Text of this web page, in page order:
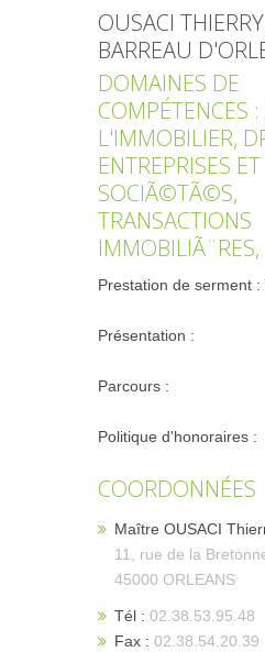
OUSACI
BARREAU
DOMAINES DE
COMPÉTENCES
L'IMMOBILIER,
ENTREPRISES ET
SOCIÃ©TÃ©S,
TRANSACTIONS
IMMOBILIÃ¨RES,
Prestation de serment :
Présentation :
Parcours :
Politique d'honoraires :
COORDONNÉES
Maître OUSACI
11, rue de la
45000 ORLEANS
Tél : 02.38.53.95.48
Fax : 02.38.54.20.39